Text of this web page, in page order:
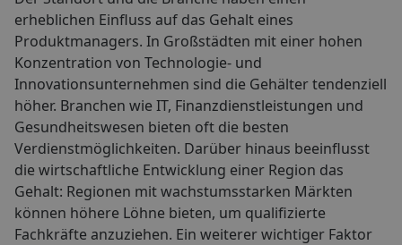
erheblichen Einfluss auf das Gehalt eines
Produktmanagers. In Großstädten mit einer hohen
Konzentration von Technologie- und
Innovationsunternehmen sind die Gehälter tendenziell
höher. Branchen wie IT, Finanzdienstleistungen und
Gesundheitswesen bieten oft die besten
Verdienstmöglichkeiten. Darüber hinaus beeinflusst
die wirtschaftliche Entwicklung einer Region das
Gehalt: Regionen mit wachstumsstarken Märkten
können höhere Löhne bieten, um qualifizierte
Fachkräfte anzuziehen. Ein weiterer wichtiger Faktor